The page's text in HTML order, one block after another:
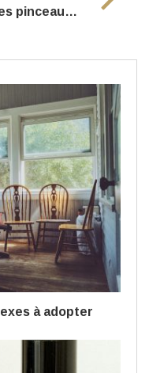
Pourquoi entretenir ses pinceaux de maquillage ?
à adopter